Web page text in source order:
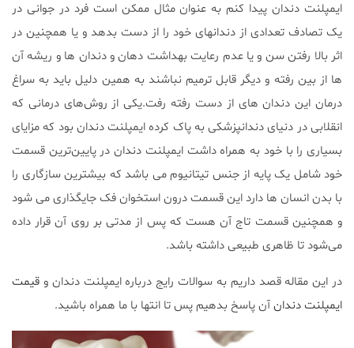
ایمپلنت دندان پیدا کنم به عنوان مثال ممکن است فرد در جوانی در
یک تصادف تعدادی از دندانهای خود را از دست بدهد و یا همچنین در
اثر بالا رفتن سن و یا عدم رعایت بهداشت دهان و دندان ها و ریشه آن
ها از بین رفته و دیگر قابل ترمیم نباشند به همین دلیل باید به سراغ
درمان این دندان های از دست رفته رفت.یکی از روش‌های درمانی که
انقلابی در دنیای دندانپزشکی به پاک کرده ایمپلنت دندان بود که مزایای
بسیاری را با خود به همراه داشت ایمپلنت دندان در پایین‌ترین قسمت
خود شامل یک پایه از جنس تیتانیوم می باشد که بیشترین سازگاری را
با بدن انسان ها دارد این قسمت درون استخوان فک جایگذاری می شود
و همچنین قسمت تاج آن هست که پس از مدتی بر روی آن قرار داده
می‌شود تا ظاهری طبیعی داشته باشد.
در این مقاله قصد داریم به سوالات رایج درباره ایمپلنت دندان و قیمت
ایمپلنت دندانآن پاسخ بدهیم پس تا انتها با ما همراه باشید.